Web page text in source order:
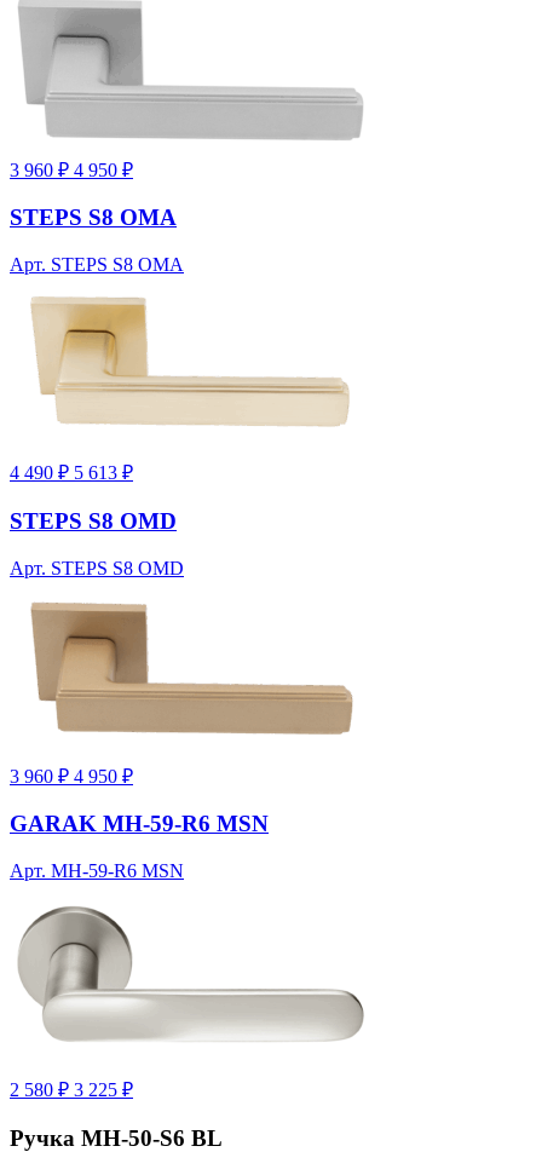
3 960 ₽ 4 950 ₽
STEPS S8 OMA
Арт. STEPS S8 OMA
4 490 ₽ 5 613 ₽
STEPS S8 OMD
Арт. STEPS S8 OMD
3 960 ₽ 4 950 ₽
GARAK MH-59-R6 MSN
Арт. MH-59-R6 MSN
2 580 ₽ 3 225 ₽
Ручка MH-50-S6 BL